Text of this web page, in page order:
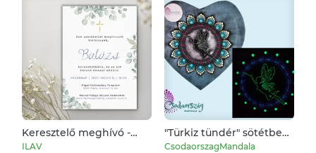
Keresztelő meghívó -
zöld leveles - ajándék
ILAV
"Türkiz tündér" sötétben
világító pontozott
CsodaorszagMandala